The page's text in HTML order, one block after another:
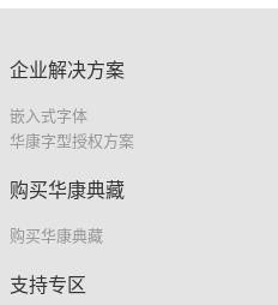
企业解决方案
嵌入式字体
华康字型授权方案
购买华康典藏
购买华康典藏
支持专区